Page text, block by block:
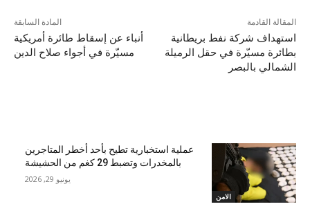
المادة السابقة
أنباء عن إسقاط طائرة أمريكية
مسيّرة في أجواء صلاح الدين
المقالة القادمة
استهداف شركة نفط بريطانية
بطائرة مسيّرة في حقل الرميلة
الشمالي بالبصر
الامن
عملية استخبارية تطيح بأحد أخطر المتاجرين
بالمخدرات وتضبط 29 كغم من الحشيشة
يونيو 29, 2026